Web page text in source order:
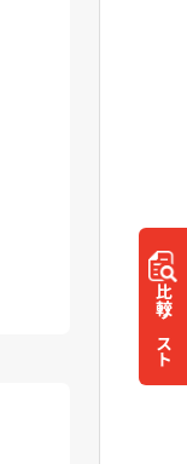
比較
リスト